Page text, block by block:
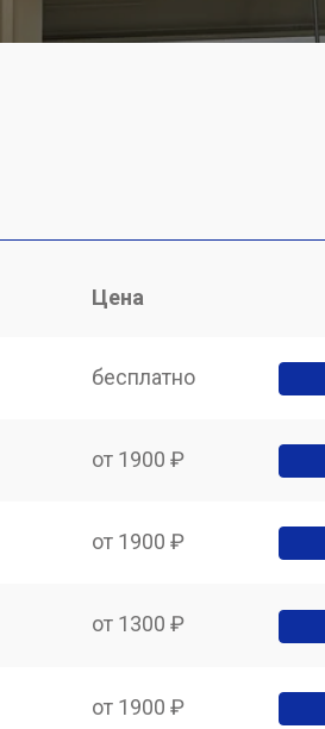
Цена
бесплатно
от 1900 ₽
от 1900 ₽
от 1300 ₽
от 1900 ₽